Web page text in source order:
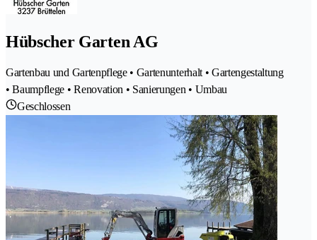
Hübscher Garten AG
Gartenbau und Gartenpflege • Gartenunterhalt • Gartengestaltung
• Baumpflege • Renovation • Sanierungen • Umbau
Geschlossen